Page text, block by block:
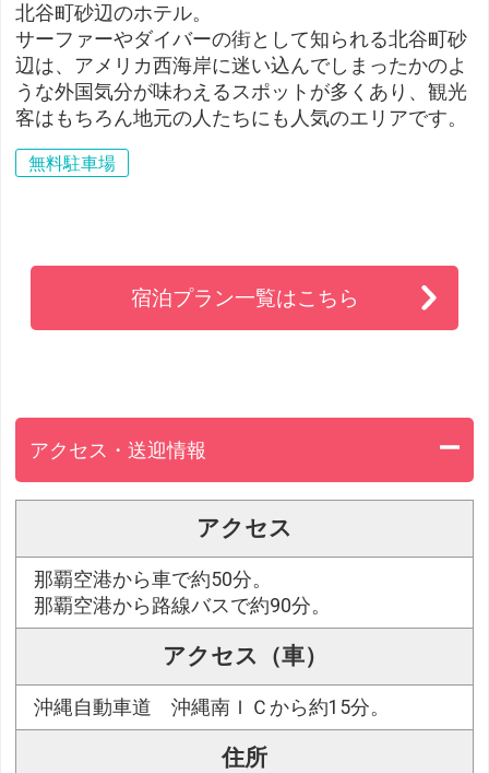
北谷町砂辺のホテル。
サーファーやダイバーの街として知られる北谷町砂
辺は、アメリカ西海岸に迷い込んでしまったかのよ
うな外国気分が味わえるスポットが多くあり、観光
客はもちろん地元の人たちにも人気のエリアです。
無料駐車場
宿泊プラン一覧はこちら
アクセス・送迎情報
アクセス
那覇空港から車で約50分。
那覇空港から路線バスで約90分。
アクセス（車）
沖縄自動車道 沖縄南ＩＣから約15分。
住所